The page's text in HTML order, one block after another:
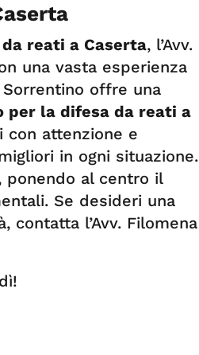
reati a Caserta, l’Avv.
una vasta esperienza
offre una
per la difesa da reati a
con attenzione e
in ogni situazione.
ponendo al centro il
Se desideri una
l’Avv. Filomena